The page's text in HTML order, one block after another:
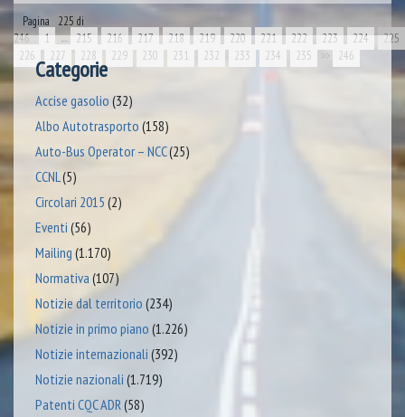
Pagina 225 di
246
1 ← 215 216 217 218 219 220 221 222 223 224
225
226
227 228 229 230 231 232 233 234 235 >> 246
Categorie
Accise gasolio (32)
Albo Autotrasporto (158)
Auto-Bus Operator – NCC(25)
CCNL (5)
Circolari 2015 (2)
Eventi (56)
Mailing (1.170)
Normativa (107)
Notizie dal territorio (234)
Notizie in primo piano (1.226)
Notizie internazionali (392)
Notizie nazionali (1.719)
Patenti CQC ADR (58)